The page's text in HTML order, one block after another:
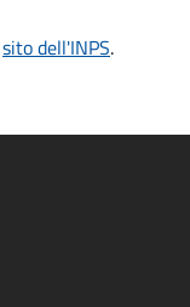
sito dell'INPS.